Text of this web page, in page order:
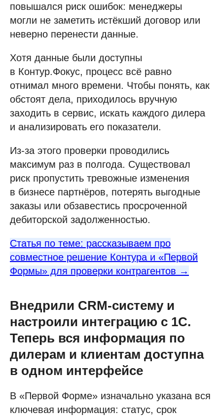
повышался риск ошибок: менеджеры
могли не заметить истёкший договор или
неверно перенести данные.
Хотя данные были доступны
в Контур.Фокус, процесс всё равно
отнимал много времени. Чтобы понять, как
обстоят дела, приходилось вручную
заходить в сервис, искать каждого дилера
и анализировать его показатели.
Из-за этого проверки проводились
максимум раз в полгода. Существовал
риск пропустить тревожные изменения
в бизнесе партнёров, потерять выгодные
заказы или обзавестись просроченной
дебиторской задолженностью.
Статья по теме: рассказываем про
совместное решение Контура и «Первой
Формы» для проверки контрагентов →
Внедрили CRM-систему и
настроили интеграцию с 1С.
Теперь вся информация по
дилерам и клиентам доступна
в одном интерфейсе
В «Первой Форме» изначально указана вся
ключевая информация: статус, срок